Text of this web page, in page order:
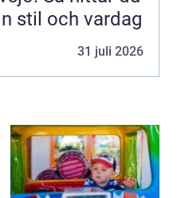
stil och vardag
31 juli 2026